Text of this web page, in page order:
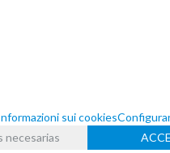
sui cookies
necesarias